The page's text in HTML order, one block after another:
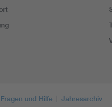
Fragen und Hilfe Jahresarchiv